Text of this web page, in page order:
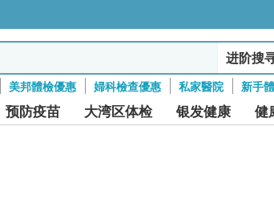
进阶搜
美邦體檢優惠 婦科檢查優惠 私家醫院 新手
预防疫苗 大湾区体检 银发健康 健